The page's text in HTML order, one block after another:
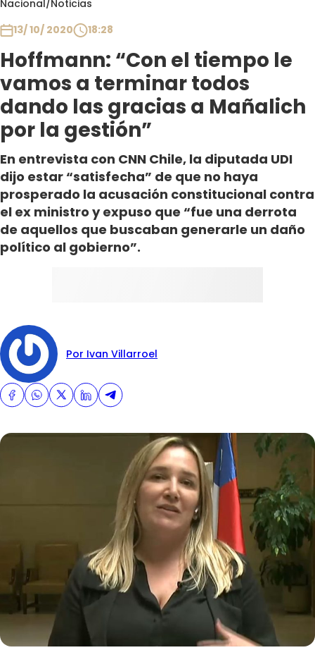
Nacional/Noticias
13/ 10/ 2020
18:28
Hoffmann: “Con el tiempo le
vamos a terminar todos
dando las gracias a Mañalich
por la gestión”
En entrevista con CNN Chile, la diputada UDI
dijo estar “satisfecha” de que no haya
prosperado la acusación constitucional contra
el ex ministro y expuso que “fue una derrota
de aquellos que buscaban generarle un daño
político al gobierno”.
Por Ivan Villarroel
Club De La Comedia
Contigo en Directo
Plan Perfecto
El Tiempo
Sabingo
Todos Los Programas